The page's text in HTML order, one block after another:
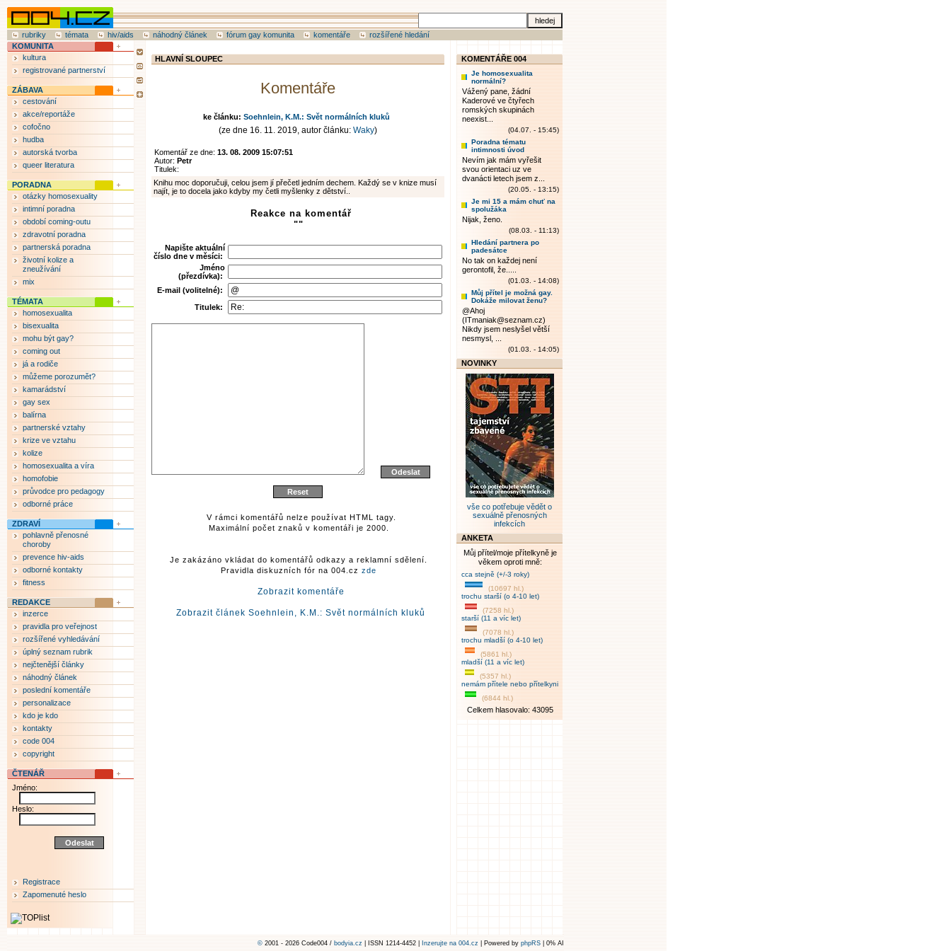
rubriky témata hiv/aids náhodný článek fórum gay komunita komentáře rozšířené hledání
HLAVNÍ SLOUPEC
Komentáře
ke článku: Soehnlein, K.M.: Svět normálních kluků
(ze dne 16. 11. 2019, autor článku: Waky)
Komentář ze dne: 13. 08. 2009 15:07:51
Autor: Petr
Titulek:
Knihu moc doporučuji, celou jsem jí přečetl jedním dechem. Každý se v knize musí
najít, je to docela jako kdyby my četli myšlenky z dětství..
Reakce na komentář
""
Napište aktuální
číslo dne v měsíci:
Jméno
(přezdívka):
E-mail (volitelné):
Titulek:
V rámci komentářů nelze používat HTML tagy.
Maximální počet znaků v komentáři je 2000.
Je zakázáno vkládat do komentářů odkazy a reklamní sdělení.
Pravidla diskuzních fór na 004.cz zde
Zobrazit komentáře
Zobrazit článek Soehnlein, K.M.: Svět normálních kluků
KOMUNITA
kultura
registrované partnerství
ZÁBAVA
cestování
akce/reportáže
cofočno
hudba
autorská tvorba
queer literatura
PORADNA
otázky homosexuality
intimní poradna
období coming-outu
zdravotní poradna
partnerská poradna
životní kolize a
zneužívání
mix
TÉMATA
homosexualita
bisexualita
mohu být gay?
coming out
já a rodiče
můžeme porozumět?
kamarádství
gay sex
balírna
partnerské vztahy
krize ve vztahu
kolize
homosexualita a víra
homofobie
průvodce pro pedagogy
odborné práce
ZDRAVÍ
pohlavně přenosné
choroby
prevence hiv-aids
odborné kontakty
fitness
REDAKCE
inzerce
pravidla pro veřejnost
rozšířené vyhledávání
úplný seznam rubrik
nejčtenější články
náhodný článek
poslední komentáře
personalizace
kdo je kdo
kontakty
code 004
copyright
ČTENÁŘ
Jméno:
Heslo:
Registrace
Zapomenuté heslo
KOMENTÁŘE 004
Je homosexualita
normální?
Vážený pane, žádní
Kaderové ve čtyřech
romských skupinách
neexist...
(04.07. - 15:45)
Poradna tématu
intimnosti úvod
Nevím jak mám vyřešit
svou orientaci uz ve
dvanácti letech jsem z...
(20.05. - 13:15)
Je mi 15 a mám chuť na
spolužáka
Nijak, ženo.
(08.03. - 11:13)
Hledání partnera po
padesátce
No tak on každej není
gerontofil, že.....
(01.03. - 14:08)
Můj přítel je možná gay.
Dokáže milovat ženu?
@Ahoj
(ITmaniak@seznam.cz)
Nikdy jsem neslyšel větší
nesmysl, ...
(01.03. - 14:05)
NOVINKY
vše co potřebuje vědět o
sexuálně přenosných
infekcích
ANKETA
Můj přítel/moje přítelkyně je
věkem oproti mně:
cca stejně (+/-3 roky)
(10697 hl.)
trochu starší (o 4-10 let)
(7258 hl.)
starší (11 a víc let)
(7078 hl.)
trochu mladší (o 4-10 let)
(5861 hl.)
mladší (11 a víc let)
(5357 hl.)
nemám přítele nebo přítelkyni
(6844 hl.)
Celkem hlasovalo: 43095
© 2001 - 2026 Code004 / bodyia.cz | ISSN 1214-4452 | Inzerujte na 004.cz | Powered by phpRS | 0% AI